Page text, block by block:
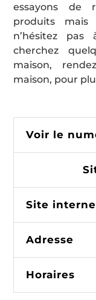
essayons de
produits
n’hésitez
cherchez
maison,
maison, pour
Voir le
Site
Adresse
Horaires